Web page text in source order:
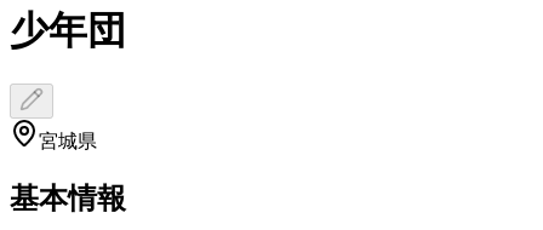
少年団
宮城県
基本情報